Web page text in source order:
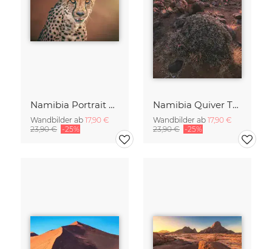
Namibia Portrait eines Geparden
Wandbilder ab 17,90 €
23,90 € -25%
Namibia Quiver Tree Forest Goldene Stunde
Wandbilder ab 17,90 €
23,90 € -25%